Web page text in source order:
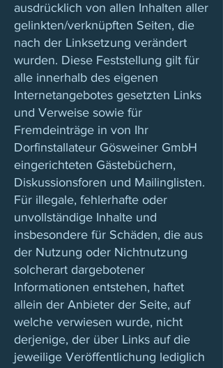
ausdrücklich von allen Inhalten aller
gelinkten/verknüpften Seiten, die
nach der Linksetzung verändert
wurden. Diese Feststellung gilt für
alle innerhalb des eigenen
Internetangebotes gesetzten Links
und Verweise sowie für
Fremdeinträge in von Ihr
Dorfinstallateur Gösweiner GmbH
eingerichteten Gästebüchern,
Diskussionsforen und Mailinglisten.
Für illegale, fehlerhafte oder
unvollständige Inhalte und
insbesondere für Schäden, die aus
der Nutzung oder Nichtnutzung
solcherart dargebotener
Informationen entstehen, haftet
allein der Anbieter der Seite, auf
welche verwiesen wurde, nicht
derjenige, der über Links auf die
jeweilige Veröffentlichung lediglich